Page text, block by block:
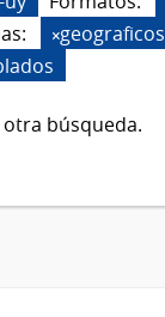
geograficos
búsqueda.